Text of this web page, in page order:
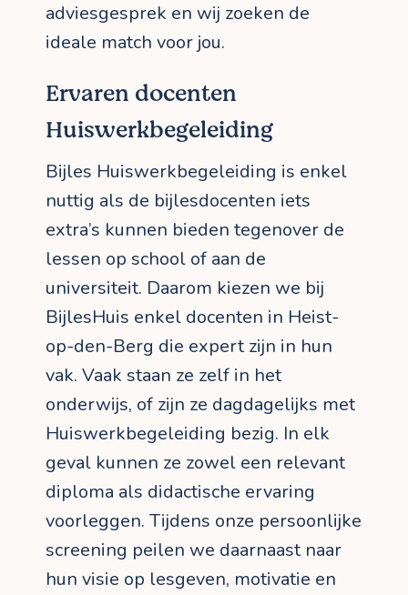
adviesgesprek en wij zoeken de
ideale match voor jou.
Ervaren docenten
Huiswerkbegeleiding
Bijles Huiswerkbegeleiding is enkel
nuttig als de bijlesdocenten iets
extra’s kunnen bieden tegenover de
lessen op school of aan de
universiteit. Daarom kiezen we bij
BijlesHuis enkel docenten in Heist-
op-den-Berg die expert zijn in hun
vak. Vaak staan ze zelf in het
onderwijs, of zijn ze dagdagelijks met
Huiswerkbegeleiding bezig. In elk
geval kunnen ze zowel een relevant
diploma als didactische ervaring
voorleggen. Tijdens onze persoonlijke
screening peilen we daarnaast naar
hun visie op lesgeven, motivatie en